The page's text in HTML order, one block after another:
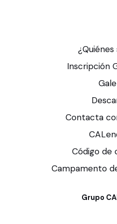
¿Quiénes
Inscripción
Contacta
Código de
Campamento
Grupo